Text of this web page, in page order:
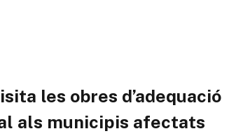
les obres d’adequació
als municipis afectats